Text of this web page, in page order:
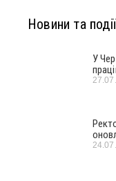
Новини та події
У